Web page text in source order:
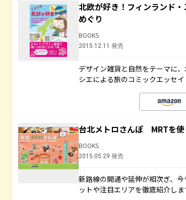
北欧が好き！フィンランド
めぐり
BOOKS
2015.12.11 発売
デザイン雑貨と自然をテーマに
シエによる旅のコミックエッセイ
台北メトロさんぽ MRTを
BOOKS
2015.05.29 発売
新路線の開通や延伸が相次ぎ、
ットや注目エリアを徹底紹介しま